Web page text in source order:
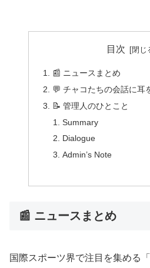
目次
📰 ニュースまとめ
💬 チャコたちの会話に耳
📝 管理人のひとこと
Summary
Dialogue
Admin’s Note
📰 ニュースまとめ
国際スポーツ界で注目を集める